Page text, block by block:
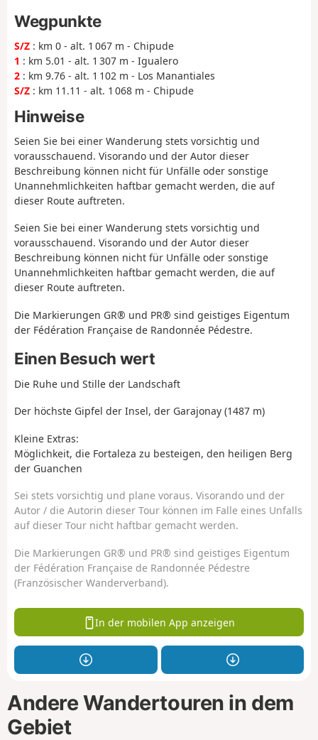
Wegpunkte
S/Z : km 0 - alt. 1 067 m - Chipude
1 : km 5.01 - alt. 1 307 m - Igualero
2 : km 9.76 - alt. 1 102 m - Los Manantiales
S/Z : km 11.11 - alt. 1 068 m - Chipude
Hinweise
Seien Sie bei einer Wanderung stets vorsichtig und
vorausschauend. Visorando und der Autor dieser
Beschreibung können nicht für Unfälle oder sonstige
Unannehmlichkeiten haftbar gemacht werden, die auf
dieser Route auftreten.
Seien Sie bei einer Wanderung stets vorsichtig und
vorausschauend. Visorando und der Autor dieser
Beschreibung können nicht für Unfälle oder sonstige
Unannehmlichkeiten haftbar gemacht werden, die auf
dieser Route auftreten.
Die Markierungen GR® und PR® sind geistiges Eigentum
der Fédération Française de Randonnée Pédestre.
Einen Besuch wert
Die Ruhe und Stille der Landschaft
Der höchste Gipfel der Insel, der Garajonay (1487 m)
Kleine Extras:
Möglichkeit, die Fortaleza zu besteigen, den heiligen Berg
der Guanchen
Sei stets vorsichtig und plane voraus. Visorando und der
Autor / die Autorin dieser Tour können im Falle eines Unfalls
auf dieser Tour nicht haftbar gemacht werden.
Die Markierungen GR® und PR® sind geistiges Eigentum
der Fédération Française de Randonnée Pédestre
(Französischer Wanderverband).
In der mobilen App anzeigen
Andere Wandertouren in dem
Gebiet